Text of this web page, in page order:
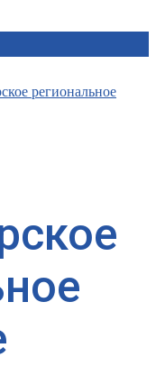
региональное